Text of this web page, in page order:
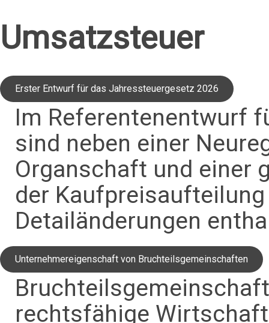
Umsatzsteuer
Erster Entwurf für das Jahressteuergesetz 2026
Im Referentenentwurf
sind neben einer
Organschaft und einer
der
Detailänderungen
Unternehmereigenschaft von Bruchteilsgemeinschaften
rechtsfähige